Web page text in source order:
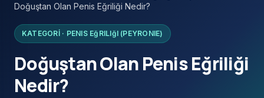
Doğuştan Olan Penis Eğriliği Nedir?
KATEGORİ · PENIS EğRILIğI (PEYRONIE)
Doğuştan Olan Penis Eğriliği
Nedir?